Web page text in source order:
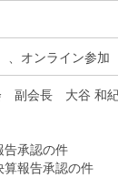
オンライン参
副会長 大谷 和紀
承認の件
報告承認の件